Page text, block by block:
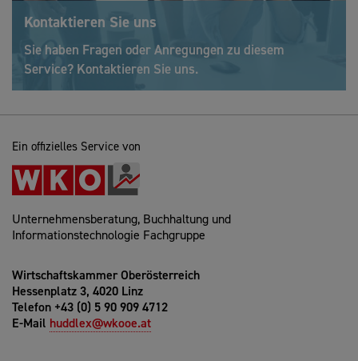
Kontaktieren Sie uns
Sie haben Fragen oder Anregungen zu diesem
Service? Kontaktieren Sie uns.
Ein offizielles Service von
Unternehmensberatung, Buchhaltung und
Informationstechnologie Fachgruppe
Wirtschaftskammer Oberösterreich
Hessenplatz 3, 4020 Linz
Telefon +43 (0) 5 90 909 4712
E-Mail huddlex@wkooe.at